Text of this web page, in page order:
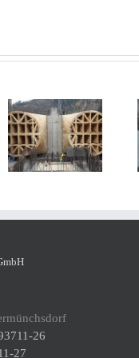
Wasserkraftwerk
Murinsel Bruck
/ Mur,
Einlaufschalung
26
27